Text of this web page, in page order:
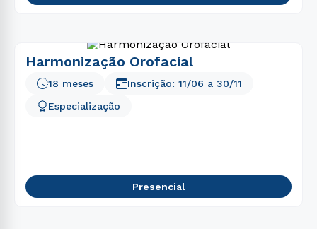
Harmonização Orofacial
Especialização
18 meses Inscrição: 11/06 a 30/11
Presencial